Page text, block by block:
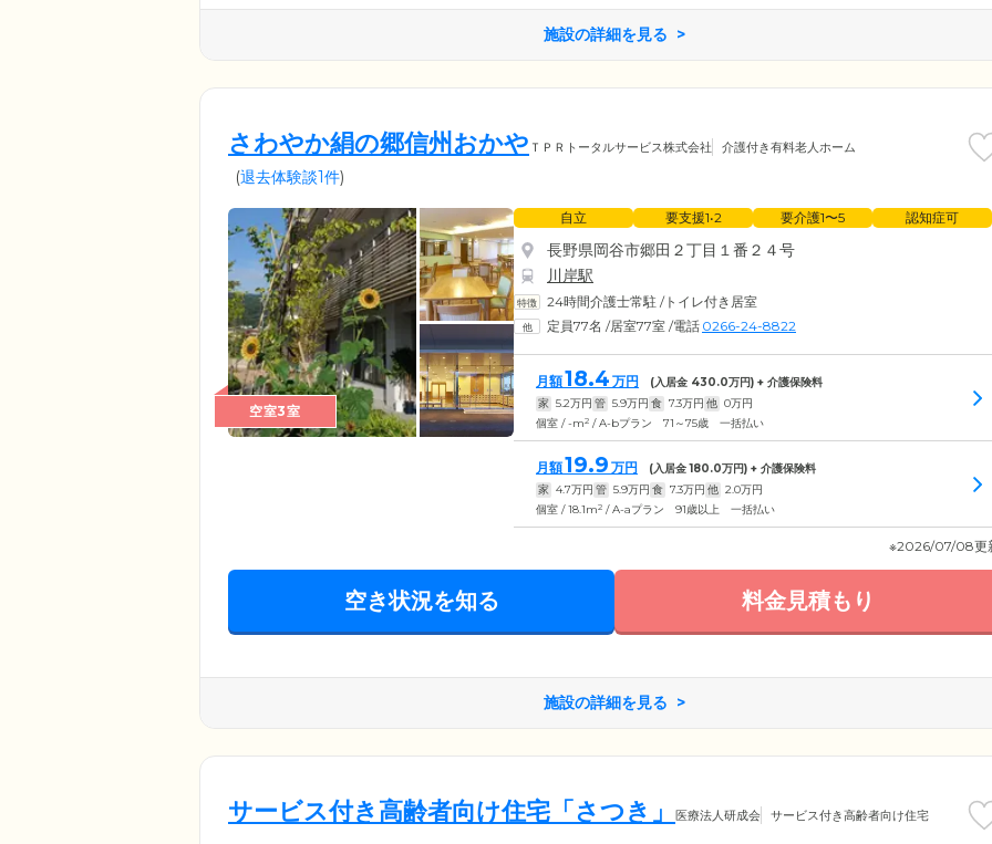
施設の詳細を見る
さわやか絹の郷信州おかや ＴＰＲトータルサービス株式会社 介護付き有料老人ホーム
(退去体験談1件)
空室3室
自立 要支援1•2 要介護1〜5 認知症可
長野県岡谷市郷田２丁目１番２４号
川岸駅
24時間介護士常駐 /トイレ付き居室
定員77名 /居室77室 /電話 0266-24-8822
月額18.4 万円 (入居金 430.0万円) + 介護保険料
家 5.2万円 管 5.9万円 食 7.3万円 他 0万円
個室 / -m2 / A-bプラン 71～75歳 一括払い
月額19.9 万円 (入居金180.0万円) + 介護保険料
家 4.7万円 管 5.9万円 食 7.3万円 他 2.0万円
個室 / 18.1m2 / A-aプラン 91歳以上 一括払い
※2026/07/08更
空き状況を知る 料金見積もり
施設の詳細を見る
サービス付き高齢者向け住宅「さつき」 医療法人研成会 サービス付き高齢者向け住宅